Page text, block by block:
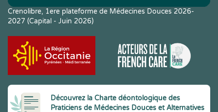
Crenolibre, 1ere plateforme de Médecines Douces 2026-
2027 (Capital - Juin 2026)
Découvrez la Charte déontologique des
Praticiens de Médecines Douces et Alternatives